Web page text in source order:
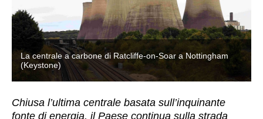
La centrale a carbone di Ratcliffe-on-Soar a Nottingham
(Keystone)
Chiusa l’ultima centrale basata sull’inquinante
fonte di energia, il Paese continua sulla strada